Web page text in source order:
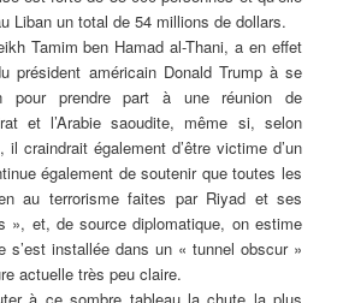
Liban un total de 54 millions de dollars.
Tamim ben Hamad al-Thani, a en effet
président américain Donald Trump à se
pour prendre part à une réunion de
et l’Arabie saoudite, même si, selon
craindrait également d’être victime d’un
également de soutenir que toutes les
au terrorisme faites par Riyad et ses
», et, de source diplomatique, on estime
s’est installée dans un « tunnel obscur »
actuelle très peu claire.